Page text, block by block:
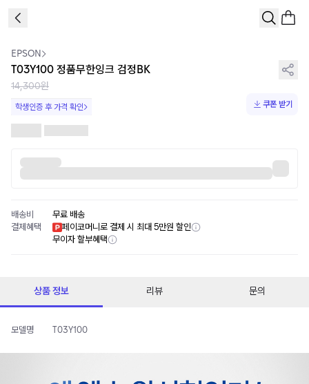
EPSON
T03Y100 정품무한잉크 검정BK
14,300원
학생인증 후 가격 확인 쿠폰 받기
배송비
무료 배송
결제혜택
페이코머니로 결제 시 최대 5만원 할인
무이자 할부혜택
상품 정보 리뷰 문의
모델명 T03Y100